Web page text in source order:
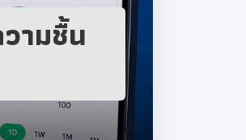
ามชื้น